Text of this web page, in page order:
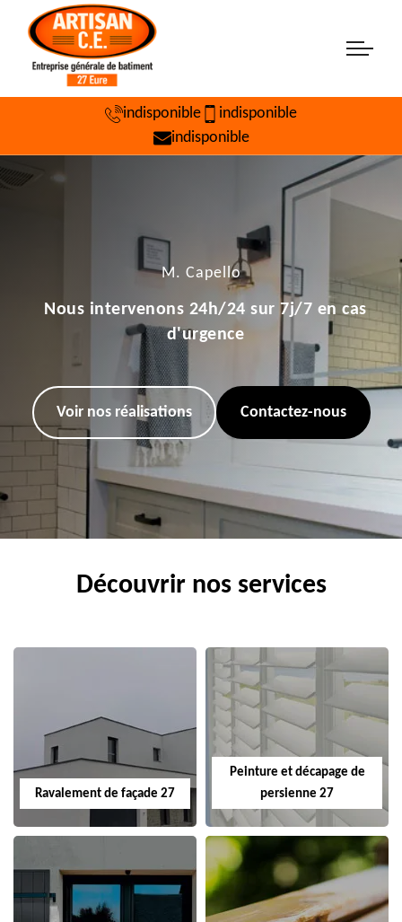
indisponible
indisponible
indisponible
M. Capello
Nous intervenons 24h/24 sur 7j/7 en cas
d'urgence
Voir nos réalisations Contactez-nous
Découvrir nos services
Ravalement de façade 27
Peinture et décapage de
persienne 27